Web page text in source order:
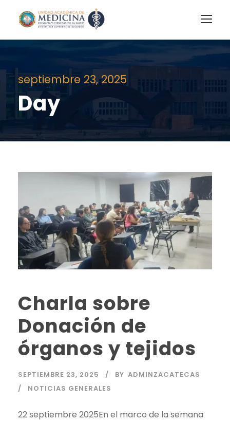
septiembre 23, 2025
Day
Charla sobre
Donación de
órganos y tejidos
SEPTIEMBRE 23, 2025 BY ADMINZACATECAS
NOTICIAS GENERALES
22 septiembre 2025En el marco de la semana